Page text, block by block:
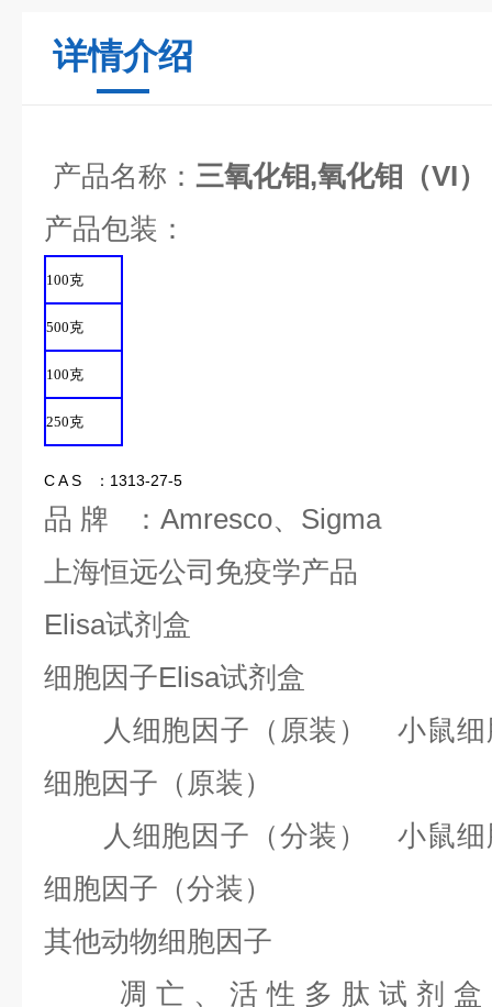
详情介绍
产品名称： 三氧化钼,氧化钼（VI）
产品包装：
100克
500克
100克
250克
C A S ：1313-27-5
品 牌 ：Amresco、Sigma
上海恒远公司免疫学产品
Elisa试剂盒
细胞因子Elisa试剂盒
人细胞因子（原装） 小鼠细
细胞因子（原装）
人细胞因子（分装） 小鼠细
细胞因子（分装）
其他动物细胞因子
凋亡、活性多肽试剂盒